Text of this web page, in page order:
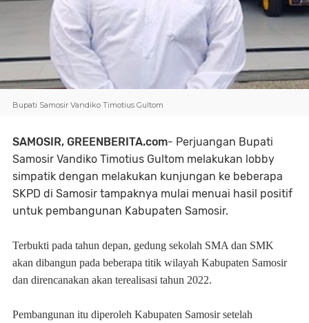
Bupati Samosir Vandiko Timotius Gultom
SAMOSIR, GREENBERITA.com- Perjuangan Bupati
Samosir Vandiko Timotius Gultom melakukan lobby
simpatik dengan melakukan kunjungan ke beberapa
SKPD di Samosir tampaknya mulai menuai hasil positif
untuk pembangunan Kabupaten Samosir.
Terbukti pada tahun depan, gedung sekolah SMA dan SMK
akan dibangun pada beberapa titik wilayah Kabupaten Samosir
dan direncanakan akan terealisasi tahun 2022.
Pembangunan itu diperoleh Kabupaten Samosir setelah